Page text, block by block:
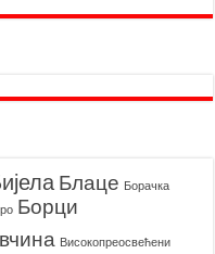
Блаце Борачкa
Борци
Високопреосвећени